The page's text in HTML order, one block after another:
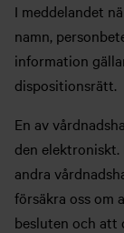
I meddelandet
namn,
information
dispositionsrätt.
En av
den
andra
försäkra oss om
besluten och att